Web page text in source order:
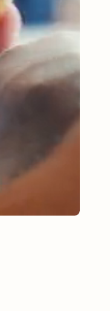
5 let záruka
na celý
sortiment
kvalitní přírodní